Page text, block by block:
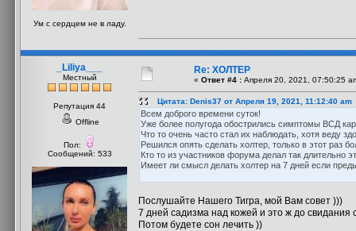
Ум с сердцем не в ладу.
_Liliya___
Местный
Репутация 44
Offline
Пол:
Сообщений: 533
Re: ХОЛТЕР
« Ответ #4 : Апреля 20, 2021, 07:50:25
Цитата: Denis37 от Апреля 19, 2021, 11:12:40 am
Всем доброго времени суток!
Уже более полугода обострились симптомы ВСД
Что то очень часто стал их наблюдать, хотя веду
Решился опять сделать холтер, только в этот раз
Кто то из участников форума делал так длительно
Имеет ли смысл делать холтер на 7 дней если
Послушайте Нашего Тигра, мой Вам совет )))
7 дней садизма над кожей и это ж до
Потом будете сон лечить ))